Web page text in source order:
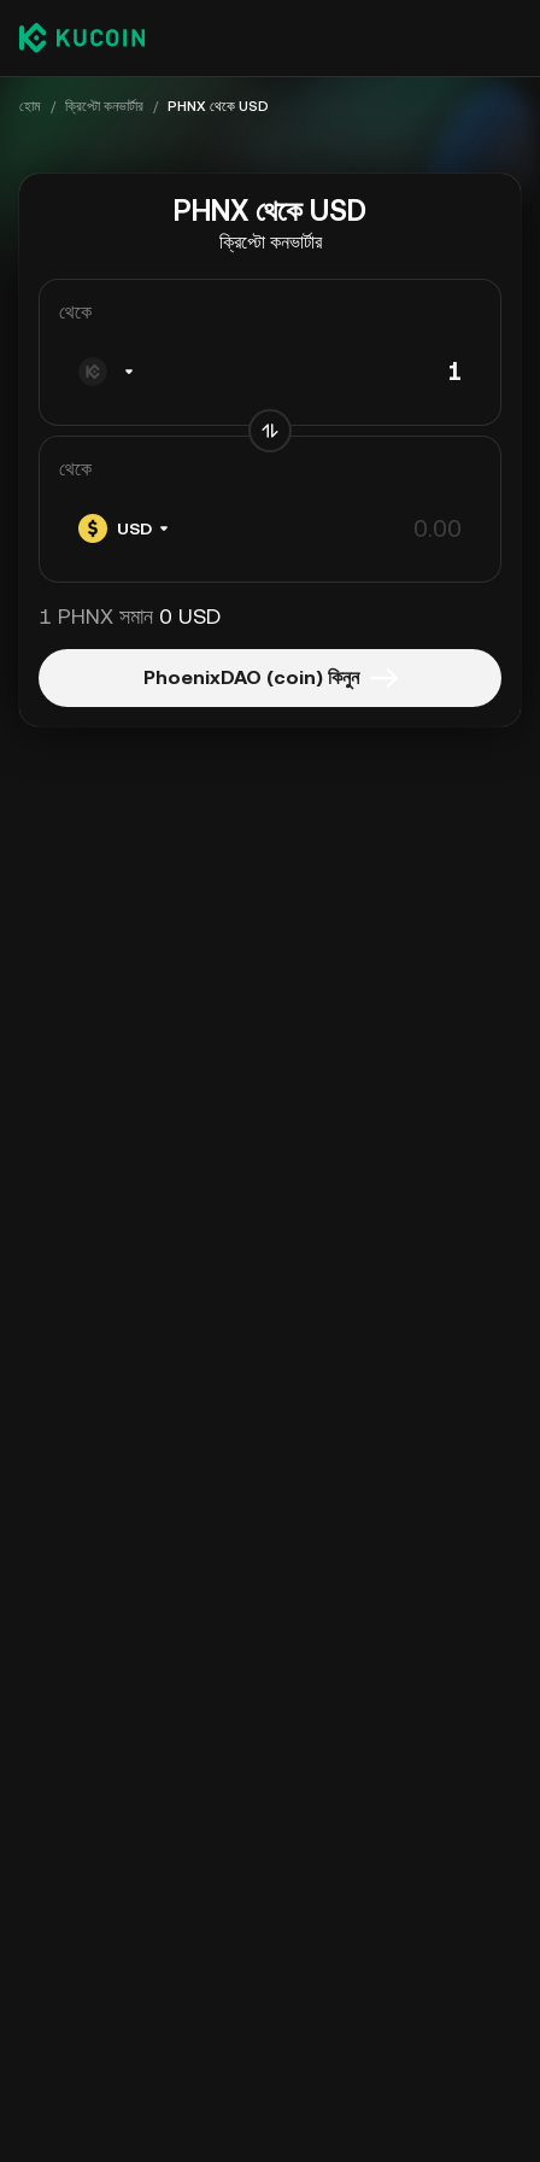
হোম / ক্রিপ্টো কনভার্টার / PHNX থেকে USD
PHNX থেকে USD
ক্রিপ্টো কনভার্টার
থেকে
থেকে
USD
1 PHNX সমান 0 USD
PhoenixDAO (coin) কিনুন